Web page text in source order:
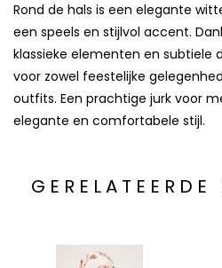
Rond de hals is een elegante
een speels en stijlvol accent.
klassieke elementen en subtiele
voor zowel feestelijke
outfits. Een prachtige jurk voor
elegante en comfortabele stijl.
GERELATEERDE